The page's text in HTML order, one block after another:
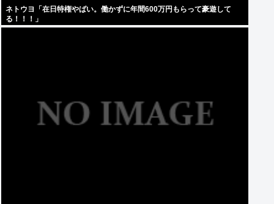
ネトウヨ「在日特権やばい。働かずに年間600万円もらって豪遊して
る！！！」